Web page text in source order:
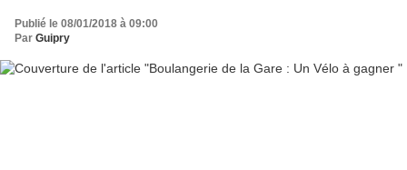
Publié le 08/01/2018 à 09:00
Par Guipry